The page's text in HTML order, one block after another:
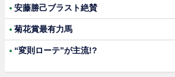
安藤勝己ブラスト絶賛
菊花賞最有力馬
“変則ローテ”が主流!?